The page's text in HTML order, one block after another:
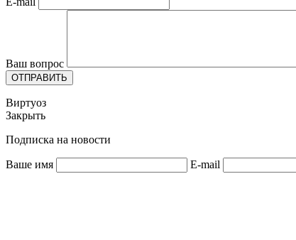
Ваш вопрос
ОТПРАВИТЬ
Виртуоз
Закрыть
Подписка на новости
Ваше имя E-mail